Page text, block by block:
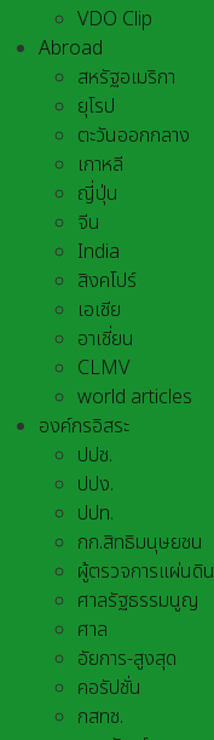
VDO Clip
Abroad
สหรัฐอเมริกา
ยุโรป
ตะวันออกกลาง
เกาหลี
ญี่ปุ่น
จีน
India
สิงคโปร์
เอเชีย
อาเชี่ยน
CLMV
world articles
องค์กรอิสระ
ปปช.
ปปง.
ปปท.
กก.สิทธิมนุษยชน
ผู้ตรวจการแผ่นดิน
ศาลรัฐธรรมนูญ
ศาล
อัยการ-สูงสุด
คอรัปชั่น
กสทช.